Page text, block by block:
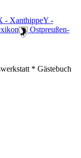
- XanthippeY -
️ Ostpreußen-
* Gästebuch